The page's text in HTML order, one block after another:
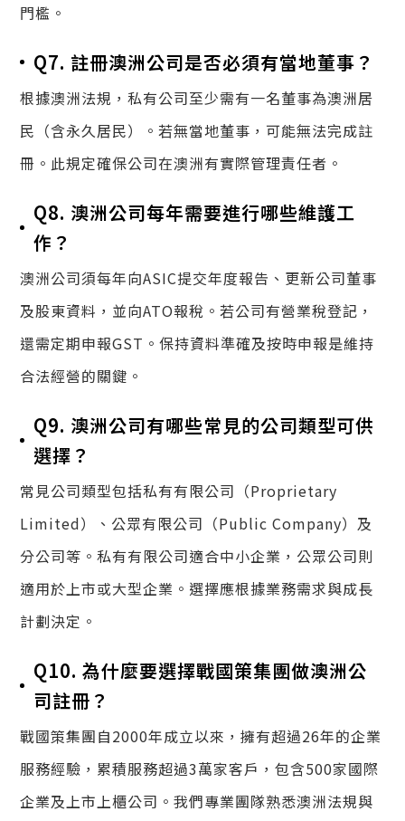
門檻。
Q7. 註冊澳洲公司是否必須有當地董事？
根據澳洲法規，私有公司至少需有一名董事為澳洲居
民（含永久居民）。若無當地董事，可能無法完成註
冊。此規定確保公司在澳洲有實際管理責任者。
Q8. 澳洲公司每年需要進行哪些維護工
作？
澳洲公司須每年向ASIC提交年度報告、更新公司董事
及股東資料，並向ATO報稅。若公司有營業稅登記，
還需定期申報GST。保持資料準確及按時申報是維持
合法經營的關鍵。
Q9. 澳洲公司有哪些常見的公司類型可供
選擇？
常見公司類型包括私有有限公司（Proprietary
Limited）、公眾有限公司（Public Company）及
分公司等。私有有限公司適合中小企業，公眾公司則
適用於上市或大型企業。選擇應根據業務需求與成長
計劃決定。
Q10. 為什麼要選擇戰國策集團做澳洲公
司註冊？
戰國策集團自2000年成立以來，擁有超過26年的企業
服務經驗，累積服務超過3萬家客戶，包含500家國際
企業及上市上櫃公司。我們專業團隊熟悉澳洲法規與